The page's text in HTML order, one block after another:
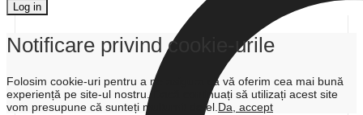
Log in
Notificare privind cookie-urile
Folosim cookie-uri pentru a ne asigura că vă oferim cea mai bună
experiență pe site-ul nostru. Dacă continuați să utilizați acest site
vom presupune că sunteți mulțumit de el.Da, accept